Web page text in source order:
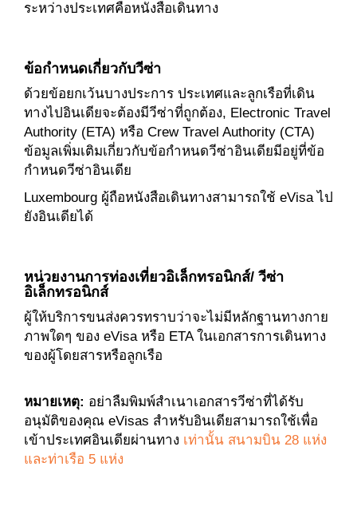
ระหว่างประเทศคือหนังสือเดินทาง
ข้อกำหนดเกี่ยวกับวีซ่า
ด้วยข้อยกเว้นบางประการ ประเทศและลูกเรือที่เดิน
ทางไปอินเดียจะต้องมีวีซ่าที่ถูกต้อง, Electronic Travel
Authority (ETA) หรือ Crew Travel Authority (CTA)
ข้อมูลเพิ่มเติมเกี่ยวกับข้อกำหนดวีซ่าอินเดียมีอยู่ที่ข้อ
กำหนดวีซ่าอินเดีย
Luxembourg ผู้ถือหนังสือเดินทางสามารถใช้ eVisa ไป
ยังอินเดียได้
หน่วยงานการท่องเที่ยวอิเล็กทรอนิกส์/ วีซ่า
อิเล็กทรอนิกส์
ผู้ให้บริการขนส่งควรทราบว่าจะไม่มีหลักฐานทางกาย
ภาพใดๆ ของ eVisa หรือ ETA ในเอกสารการเดินทาง
ของผู้โดยสารหรือลูกเรือ
หมายเหตุ: อย่าลืมพิมพ์สำเนาเอกสารวีซ่าที่ได้รับ
อนุมัติของคุณ eVisas สำหรับอินเดียสามารถใช้เพื่อ
เข้าประเทศอินเดียผ่านทาง เท่านั้น สนามบิน 28 แห่ง
และท่าเรือ 5 แห่ง